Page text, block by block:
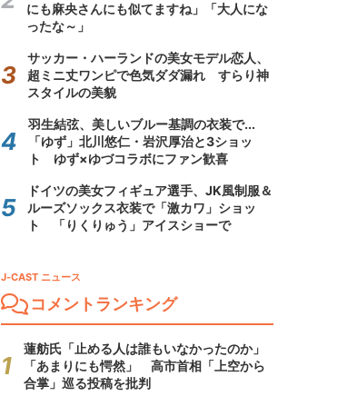
にも麻央さんにも似てますね」「大人にな
ったな～」
サッカー・ハーランドの美女モデル恋人、
超ミニ丈ワンピで色気ダダ漏れ すらり神
スタイルの美貌
羽生結弦、美しいブルー基調の衣装で...
「ゆず」北川悠仁・岩沢厚治と3ショッ
ト ゆず×ゆづコラボにファン歓喜
ドイツの美女フィギュア選手、JK風制服＆
ルーズソックス衣装で「激カワ」ショッ
ト 「りくりゅう」アイスショーで
J-CAST ニュース
コメントランキング
蓮舫氏「止める人は誰もいなかったのか」
「あまりにも愕然」 高市首相「上空から
合掌」巡る投稿を批判